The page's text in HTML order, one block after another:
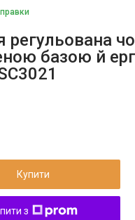
регульована
базою й
Купити
з